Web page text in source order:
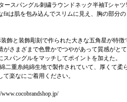
ースパングル刺繍ラウンドネック半袖Tシャ
fitは肌を包み込んでスリムに見え、胸の部分
飾と装飾彫刻で作られた大きな五角星が特
がさまざまで色豊かでつやがあって質感がと
パングルをマッチしてポイントを加えた。
二重糸純綿生地で製作されていて、厚くて
楽なにご着用ください。